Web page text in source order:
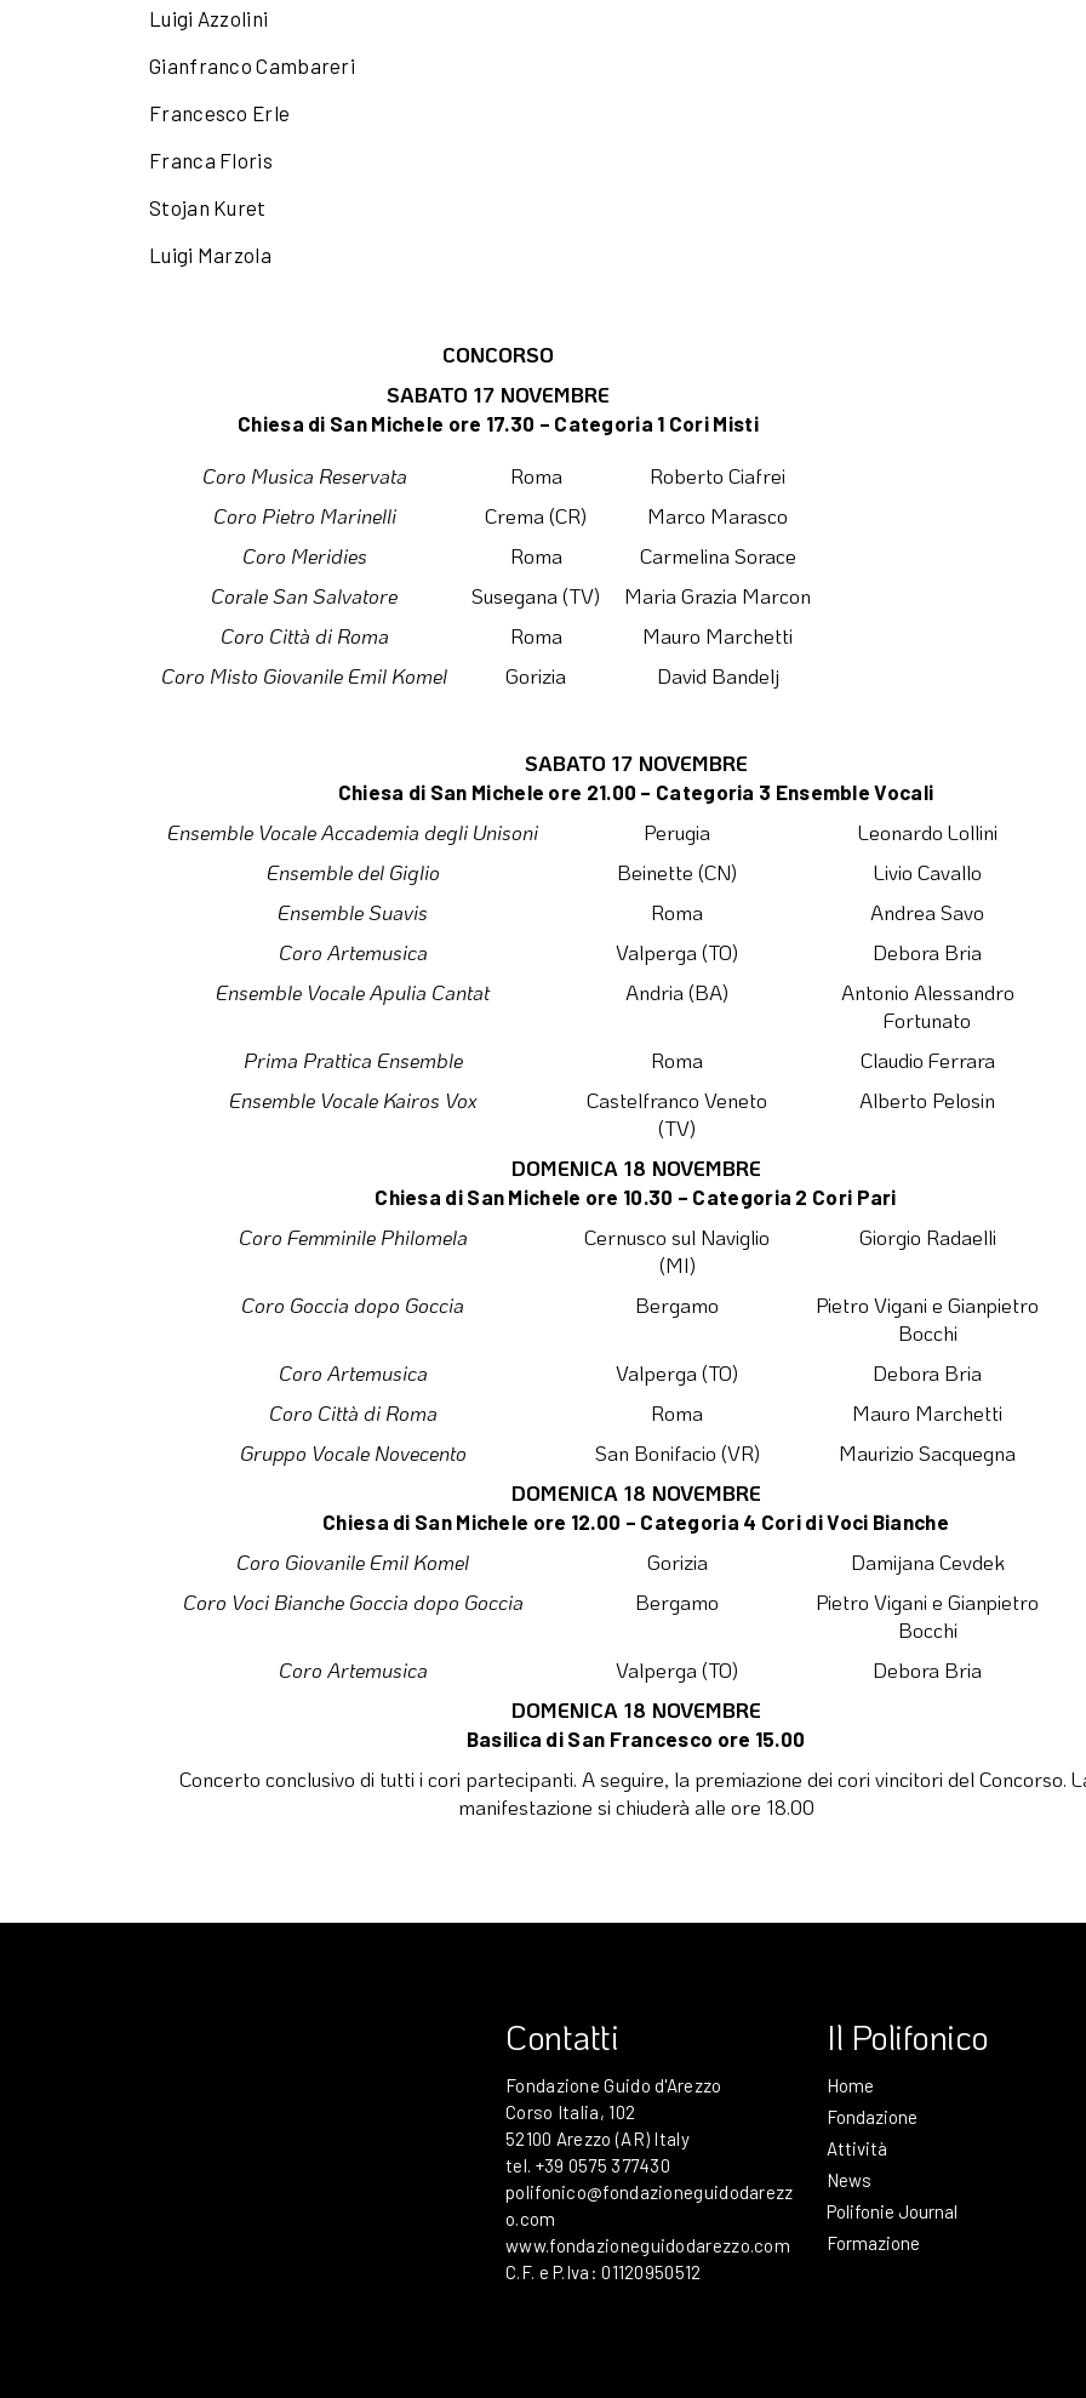
Luigi Azzolini
Gianfranco Cambareri
Francesco Erle
Franca Floris
Stojan Kuret
Luigi Marzola
CONCORSO
SABATO 17 NOVEMBRE
Chiesa di San Michele ore 17.30 – Categoria 1 Cori Misti
Coro Musica Reservata Roma
Roberto Ciafrei
Coro Pietro Marinelli
Crema (CR)
Marco Marasco
Coro Meridies
Roma
Carmelina Sorace
Corale San Salvatore
Susegana (TV)
Maria Grazia Marcon
Coro Città di Roma
Roma
Mauro Marchetti
Coro Misto Giovanile Emil Komel
Gorizia David Bandelj
SABATO 17 NOVEMBRE
Chiesa di San Michele ore 21.00 – Categoria 3 Ensemble Vocali
Ensemble Vocale Accademia degli Unisoni Perugia
Leonardo Lollini
Ensemble del Giglio
Beinette (CN)
Livio Cavallo
Ensemble Suavis
Roma
Andrea Savo
Coro Artemusica
Valperga (TO)
Debora Bria
Ensemble Vocale Apulia Cantat
Andria (BA)
Antonio Alessandro
Fortunato
Prima Prattica Ensemble
Roma
Claudio Ferrara
Ensemble Vocale Kairos Vox
Castelfranco Veneto
(TV)
Alberto Pelosin
DOMENICA 18 NOVEMBRE
Chiesa di San Michele ore 10.30 – Categoria 2 Cori Pari
Coro Femminile Philomela
Cernusco sul Naviglio
(MI)
Giorgio Radaelli
Coro Goccia dopo Goccia Bergamo
Pietro Vigani e Gianpietro
Bocchi
Coro Artemusica
Valperga (TO)
Debora Bria
Coro Città di Roma
Roma
Mauro Marchetti
Gruppo Vocale Novecento
San Bonifacio (VR)
Maurizio Sacquegna
DOMENICA 18 NOVEMBRE
Chiesa di San Michele ore 12.00 – Categoria 4 Cori di Voci Bianche
Coro Giovanile Emil Komel Gorizia
Damijana Cevdek
Coro Voci Bianche Goccia dopo Goccia
Bergamo
Pietro Vigani e Gianpietro
Bocchi
Coro Artemusica
Valperga (TO)
Debora Bria
DOMENICA 18 NOVEMBRE
Basilica di San Francesco ore 15.00
Concerto conclusivo di tutti i cori partecipanti. A seguire, la premiazione dei cori vincitori del Concorso.
manifestazione si chiuderà alle ore 18.00
Contatti
Fondazione Guido d'Arezzo
Corso Italia, 102
52100 Arezzo (AR) Italy
tel. +39 0575 377430
polifonico@fondazioneguidodarezz
o.com
www.fondazioneguidodarezzo.com
C.F. e P.Iva: 01120950512
Il Polifonico
Home
Fondazione
Attività
News
Polifonie Journal
Formazione